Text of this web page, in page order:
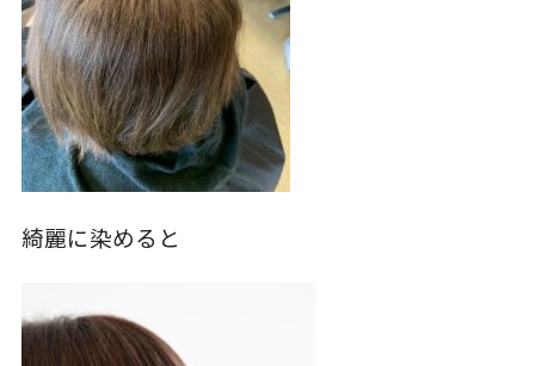
綺麗に染めると